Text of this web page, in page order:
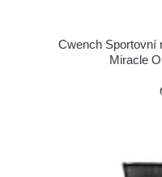
Cwench Sportovní
Miracle